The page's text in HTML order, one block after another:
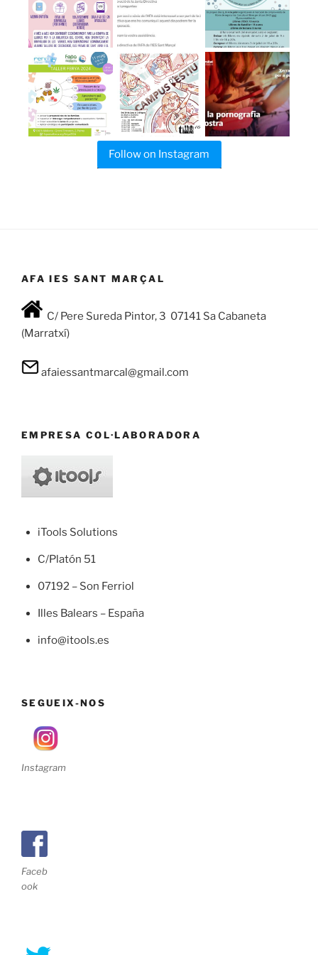
Follow on Instagram
AFA IES SANT MARÇAL
C/ Pere Sureda Pintor, 3 07141 Sa Cabaneta
(Marratxí)
afaiessantmarcal@gmail.com
EMPRESA COL·LABORADORA
iTools Solutions
C/Platón 51
07192 – Son Ferriol
Illes Balears – España
info@itools.es
SEGUEIX-NOS
Instagram
Faceb
ook